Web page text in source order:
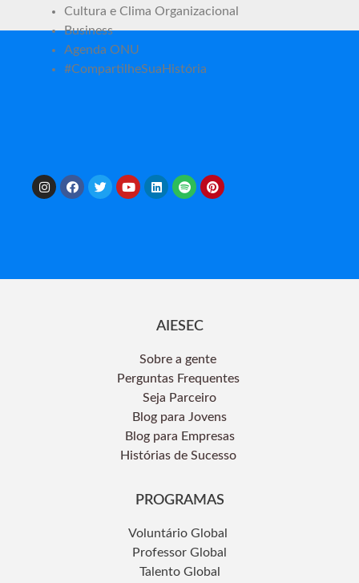
Cultura e Clima Organizacional
Business
Agenda ONU
#CompartilheSuaHistória
AIESEC
Sobre a gente
Perguntas Frequentes
Seja Parceiro
Blog para Jovens
Blog para Empresas
Histórias de Sucesso
PROGRAMAS
Voluntário Global
Professor Global
Talento Global